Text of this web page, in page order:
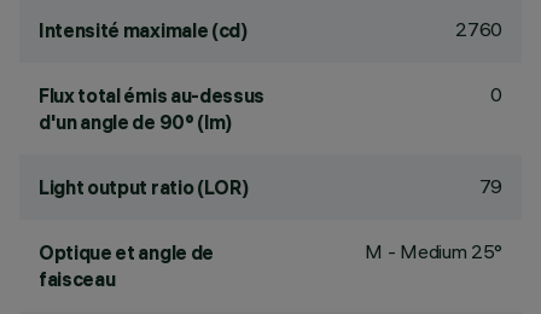
Intensité maximale (cd) 2760
Flux total émis au-dessus
d'un angle de 90° (lm)
0
Light output ratio (LOR) 79
Optique et angle de
faisceau
M - Medium 25°